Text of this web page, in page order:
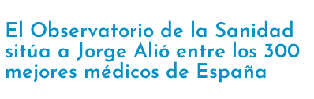
El Observatorio de la Sanidad
sitúa a Jorge Alió entre los 300
mejores médicos de España